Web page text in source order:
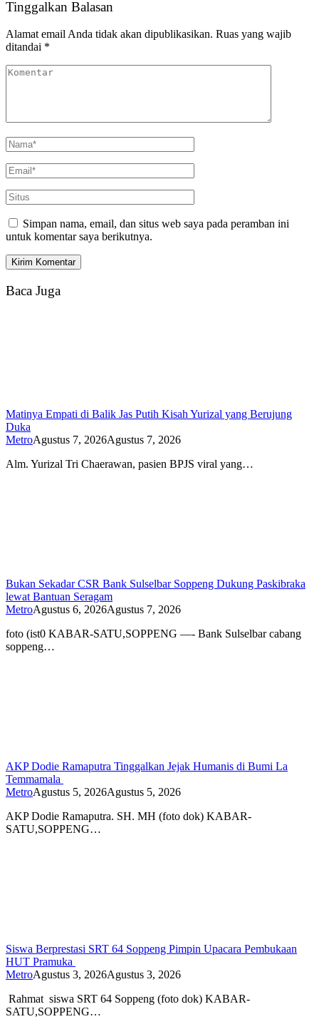
Tinggalkan Balasan
Alamat email Anda tidak akan dipublikasikan. Ruas yang wajib
ditandai *
Simpan nama, email, dan situs web saya pada peramban ini
untuk komentar saya berikutnya.
Baca Juga
Matinya Empati di Balik Jas Putih Kisah Yurizal yang Berujung
Duka
MetroAgustus 7, 2026Agustus 7, 2026
Alm. Yurizal Tri Chaerawan, pasien BPJS viral yang…
Bukan Sekadar CSR Bank Sulselbar Soppeng Dukung Paskibraka
lewat Bantuan Seragam
MetroAgustus 6, 2026Agustus 7, 2026
foto (ist0 KABAR-SATU,SOPPENG —- Bank Sulselbar cabang
soppeng…
AKP Dodie Ramaputra Tinggalkan Jejak Humanis di Bumi La
Temmamala
MetroAgustus 5, 2026Agustus 5, 2026
AKP Dodie Ramaputra. SH. MH (foto dok) KABAR-
SATU,SOPPENG…
Siswa Berprestasi SRT 64 Soppeng Pimpin Upacara Pembukaan
HUT Pramuka
MetroAgustus 3, 2026Agustus 3, 2026
Rahmat siswa SRT 64 Soppeng (foto dok) KABAR-
SATU,SOPPENG…